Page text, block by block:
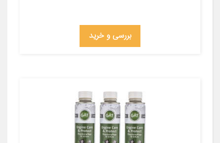
بررسی و خرید